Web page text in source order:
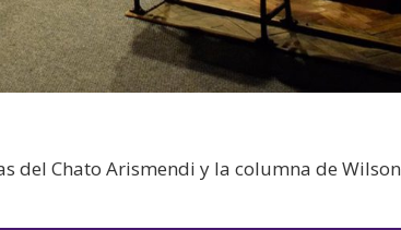
del Chato Arismendi y la columna de Wilson